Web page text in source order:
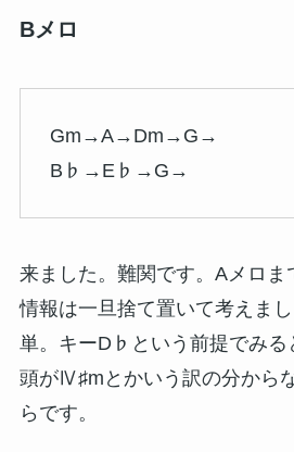
Bメロ
Gm→A→Dm→G→
B♭→E♭→G→
来ました。難関です。Aメロ
情報は一旦捨て置いて考えま
単。キーD♭という前提でみる
頭がⅣ♯mとかいう訳の分から
らです。